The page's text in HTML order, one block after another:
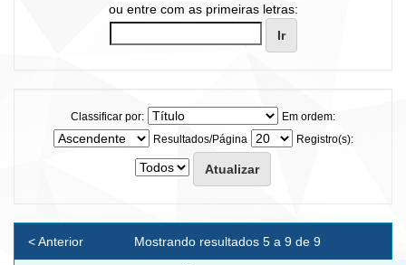
ou entre com as primeiras letras:
Classificar por:
Em ordem:
Resultados/Página
Registro(s):
Mostrando resultados 5 a 9 de 9
< Anterior